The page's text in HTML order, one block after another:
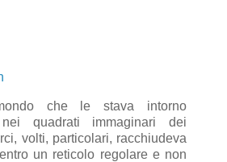
che le stava intorno
nei quadrati immaginari dei
volti, particolari, racchiudeva
un reticolo regolare e non